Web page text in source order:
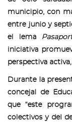
municipio, con
entre junio y
el lema
iniciativa
perspectiva
Durante la
concejal de
que “este
colectivos y del